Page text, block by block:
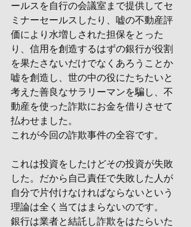
ールスを自行の会議室まで提供してセ
ミナーセールスしたり、嘘の不動産評
価により水増しされた担保をとった
り、信用を創造するはずの銀行が役割
を果たさないだけでなくあろうことか
嘘を創造し、世の中の役にたちたいと
考えた善良なサラリーマンを騙し、不
動産を使った詐欺にお金を借りさせて
払わせました。
これが今回の詐欺事件の全容です。
これは投資をしたけどその投資が失敗
した。だから自己責任で失敗した人が
自分で片付けなければならないという
理論は全く当てはまらないのです。
銀行は業者と結託し詐欺をはたらいた